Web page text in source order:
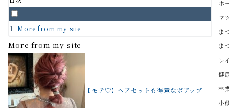
More from my site
More from my site
【モテ♡】ヘアセットも得意なボアップ
ホ
マ
ま
ま
レ
健
卒
小